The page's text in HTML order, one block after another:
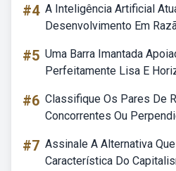
#4 A Inteligência Artificial
Desenvolvimento Em
#5 Uma Barra Imantada
Perfeitamente Lisa E
#6 Classifique Os Pares De
Concorrentes Ou
#7 Assinale A Alternativa
Característica Do